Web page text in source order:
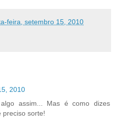
feira, setembro 15, 2010
2010
assim... Mas é como dizes
preciso sorte!